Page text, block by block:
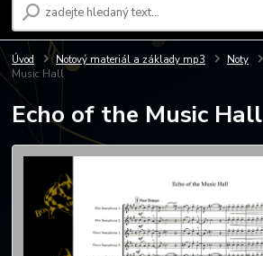
Úvod Notový materiál a základy mp3 Noty
Music Hall
Echo of the Music Hall